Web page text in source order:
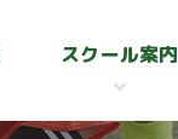
スクール案内